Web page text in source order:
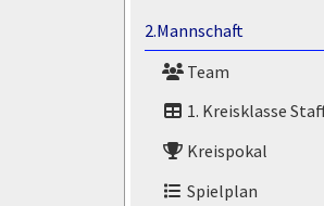
2.Mannschaft
Team
1. Kreisklasse
Kreispokal
Spielplan